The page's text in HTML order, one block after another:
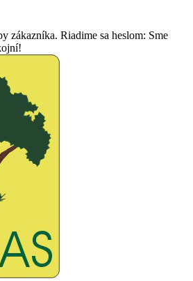
zákazníka. Riadime sa heslom: Sme